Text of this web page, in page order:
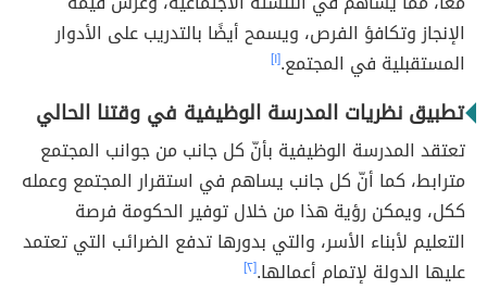
الإنجاز وتكافؤ الفرص، ويسمح أيضًا بالتدريب على الأدوار
المستقبلية في المجتمع.[١]
تطبيق نظريات المدرسة الوظيفية في وقتنا الحالي
تعتقد المدرسة الوظيفية بأنّ كل جانب من جوانب المجتمع
مترابط، كما أنّ كل جانب يساهم في استقرار المجتمع وعمله
ككل، ويمكن رؤية هذا من خلال توفير الحكومة فرصة
التعليم لأبناء الأسر، والتي بدورها تدفع الضرائب التي تعتمد
عليها الدولة لإتمام أعمالها.[٢]